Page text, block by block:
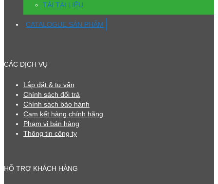
TẢI TÀI LIỆU
CATALOGUE SẢN PHẨM
CÁC DỊCH VỤ
Lắp đặt & tư vấn
Chính sách đổi trả
Chính sách bảo hành
Cam kết hàng chính hãng
Phạm vi bán hàng
Thông tin công ty
HỖ TRỢ KHÁCH HÀNG